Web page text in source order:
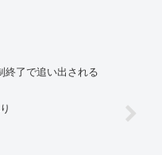
終了で追い出される